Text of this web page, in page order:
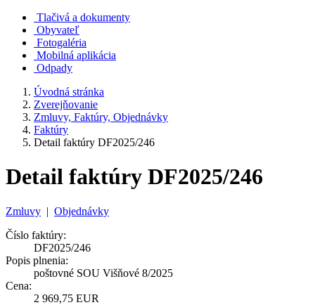
Tlačivá a dokumenty
Obyvateľ
Fotogaléria
Mobilná aplikácia
Odpady
Úvodná stránka
Zverejňovanie
Zmluvy, Faktúry, Objednávky
Faktúry
Detail faktúry DF2025/246
Detail faktúry DF2025/246
Zmluvy | Objednávky
Číslo faktúry:
DF2025/246
Popis plnenia:
poštovné SOU Višňové 8/2025
Cena:
2 969,75 EUR